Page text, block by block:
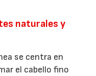
naturales y
se centra en
el cabello fino